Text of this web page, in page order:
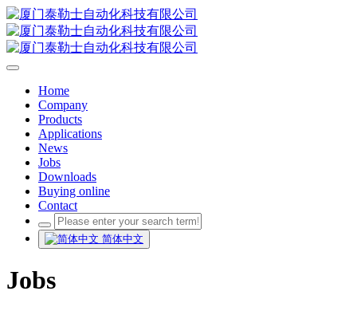
Home
Company
Products
Applications
News
Jobs
Downloads
Buying online
Contact
简体中文
Jobs